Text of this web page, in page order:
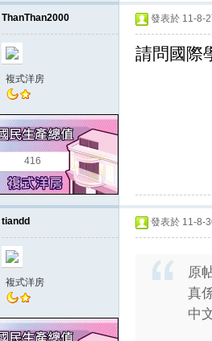
ThanThan2000
複式洋房
416
發表於 11-8-
請問國際
tiandd
複式洋房
發表於 11-8-
原
真
中